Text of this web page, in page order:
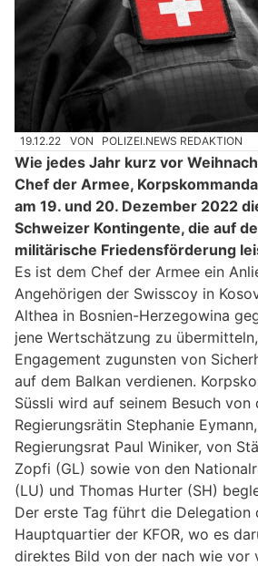
19.12.22 VON POLIZEI.NEWS REDAKTION
Wie jedes Jahr kurz vor
Chef der Armee,
am 19. und 20. Dezember 2022
Schweizer Kontingente, die auf
militärische Friedensförderung
Es ist dem Chef der Armee ein
Angehörigen der Swisscoy in
Althea in Bosnien-Herzegowina
jene Wertschätzung zu
Engagement zugunsten von
auf dem Balkan verdienen.
Süssli wird auf seinem Besuch von
Regierungsrätin Stephanie
Regierungsrat Paul Winiker, von
Zopfi (GL) sowie von den
(LU) und Thomas Hurter (SH)
Der erste Tag führt die Delegation
Hauptquartier der KFOR, wo es
direktes Bild von der nach wie vor